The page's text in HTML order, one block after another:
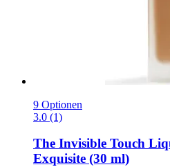
9 Optionen
3.0 (1)
The Invisible Touch
Exquisite (30 ml)